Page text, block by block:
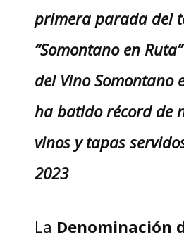
primera parada del
“Somontano en
del Vino Somontano
ha batido récord de
vinos y tapas
2023
La Denominación